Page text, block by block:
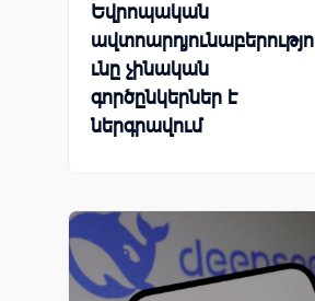
Եվրոպական
ավտոարդյունաբերությո
ւնը չինական
գործընկերներ է
ներգրավում